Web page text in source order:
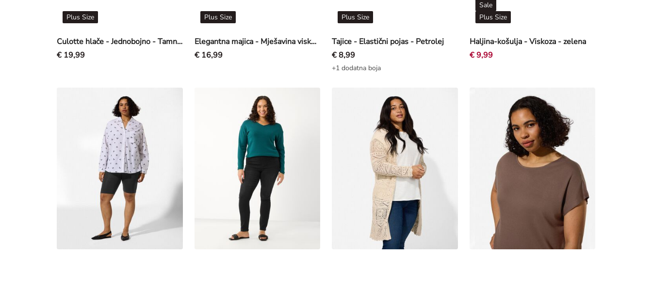
Culotte hlače - Jednobojno - Tamnosmeđa
Plus Size
€ 19,99
Elegantna majica - Mješavina viskoze - Ljubičasta
Plus Size
€ 16,99
Tajice - Elastični pojas - Petrolej
Plus Size
€ 8,99
+1 dodatna boja
Haljina-košulja - Viskoza - zelena
Sale
Plus Size
€ 9,99